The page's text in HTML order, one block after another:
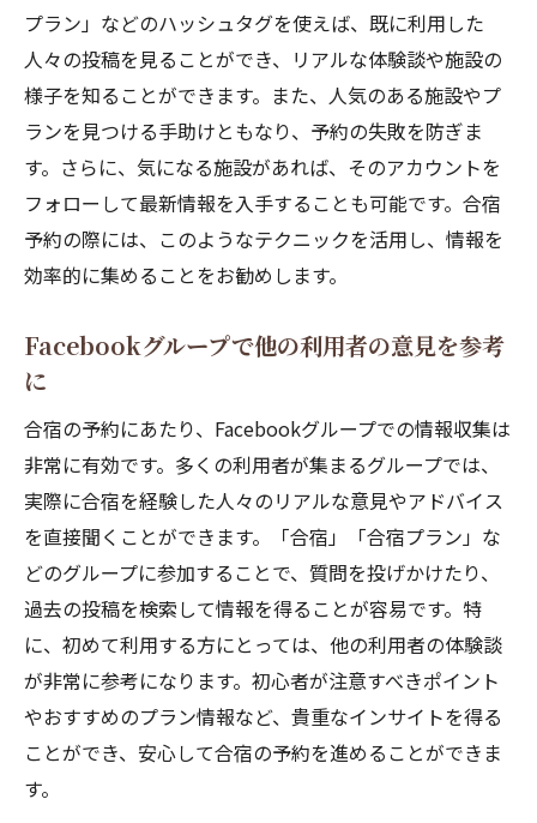
プラン」などのハッシュタグを使えば、既に利用した
人々の投稿を見ることができ、リアルな体験談や施設の
様子を知ることができます。また、人気のある施設やプ
ランを見つける手助けともなり、予約の失敗を防ぎま
す。さらに、気になる施設があれば、そのアカウントを
フォローして最新情報を入手することも可能です。合宿
予約の際には、このようなテクニックを活用し、情報を
効率的に集めることをお勧めします。
Facebookグループで他の利用者の意見を参考
に
合宿の予約にあたり、Facebookグループでの情報収集は
非常に有効です。多くの利用者が集まるグループでは、
実際に合宿を経験した人々のリアルな意見やアドバイス
を直接聞くことができます。「合宿」「合宿プラン」な
どのグループに参加することで、質問を投げかけたり、
過去の投稿を検索して情報を得ることが容易です。特
に、初めて利用する方にとっては、他の利用者の体験談
が非常に参考になります。初心者が注意すべきポイント
やおすすめのプラン情報など、貴重なインサイトを得る
ことができ、安心して合宿の予約を進めることができま
す。